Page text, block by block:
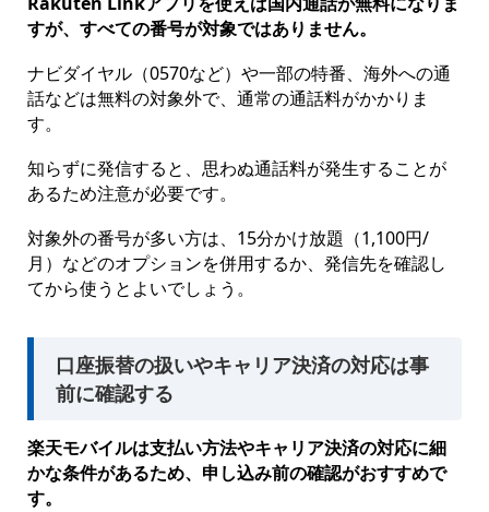
すが、すべての番号が対象ではありません。
ナビダイヤル（0570など）や一部の特番、海外への通
話などは無料の対象外で、通常の通話料がかかりま
す。
知らずに発信すると、思わぬ通話料が発生することが
あるため注意が必要です。
対象外の番号が多い方は、15分かけ放題（1,100円/
月）などのオプションを併用するか、発信先を確認し
てから使うとよいでしょう。
口座振替の扱いやキャリア決済の対応は事
前に確認する
楽天モバイルは支払い方法やキャリア決済の対応に細
かな条件があるため、申し込み前の確認がおすすめで
す。